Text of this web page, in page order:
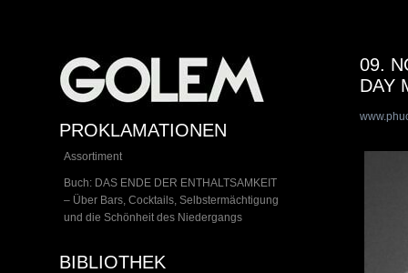
PROKLAMATIONEN
Assortiment
Buch: DAS ENDE DER ENTHALTSAMKEIT
– Über Bars, Cocktails, Selbstermächtigung
und die Schönheit des Niedergangs
BIBLIOTHEK
09.
DAY